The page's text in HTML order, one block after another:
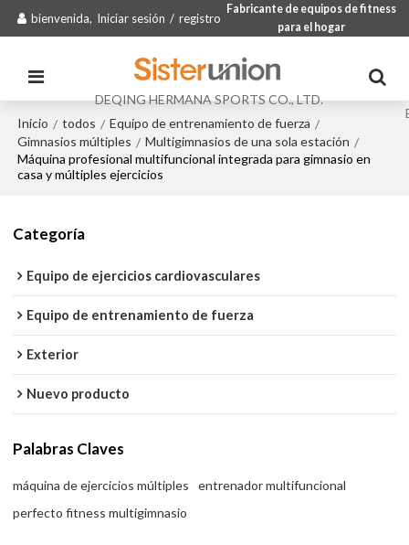
bienvenida, Iniciar sesión / registro
Fabricante de equipos de fitness
para el hogar
DEQING HERMANA SPORTS CO., LTD.
Inicio / todos / Equipo de entrenamiento de fuerza /
Gimnasios múltiples / Multigimnasios de una sola estación /
Máquina profesional multifuncional integrada para gimnasio en
casa y múltiples ejercicios
Categoría
Equipo de ejercicios cardiovasculares
Equipo de entrenamiento de fuerza
Exterior
Nuevo producto
Palabras Claves
máquina de ejercicios múltiples
entrenador multifuncional
perfecto fitness multigimnasio